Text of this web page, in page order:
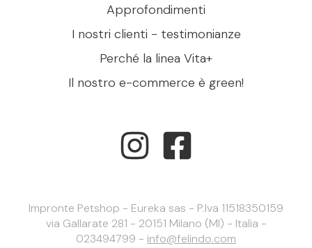
Approfondimenti
I nostri clienti - testimonianze
Perché la linea Vita+
Il nostro e-commerce è green!
Impronte Petshop - Eureka sas - P.Iva 11518350159
via Gallarate 281 - 20151 Milano (MI) - Italia -
023494799 - info@felindo.com